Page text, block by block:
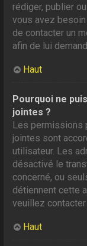
rédiger, publier
vous avez
de contacter un
afin de lui
Haut
Pourquoi ne
jointes ?
Les permissions
jointes sont
utilisateur. Les
désactivé le
concerné, ou
détiennent cette
veuillez contacter
Haut